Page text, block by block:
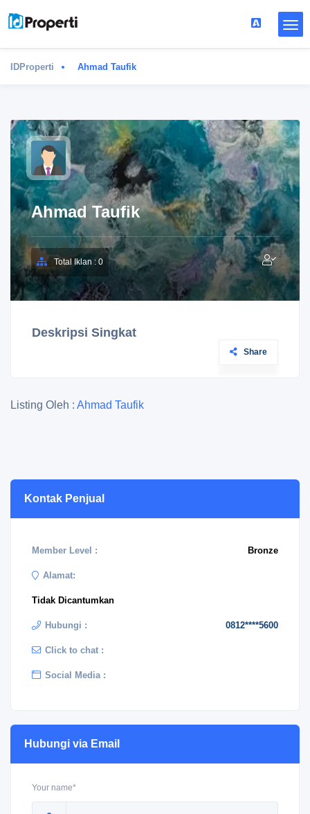
IDProperti Ahmad Taufik
Ahmad Taufik
Total Iklan : 0
Deskripsi Singkat
Share
Listing Oleh : Ahmad Taufik
Kontak Penjual
Member Level : Bronze
Alamat:
Tidak Dicantumkan
Hubungi : 0812****5600
Click to chat :
Social Media :
Hubungi via Email
Your name*